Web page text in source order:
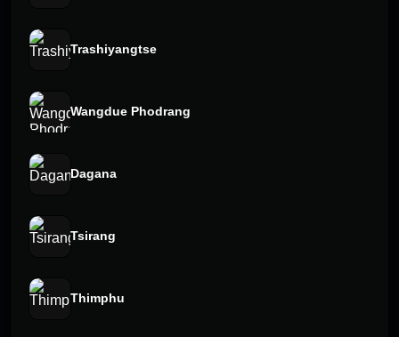
Trashiyangtse
Wangdue Phodrang
Dagana
Tsirang
Thimphu